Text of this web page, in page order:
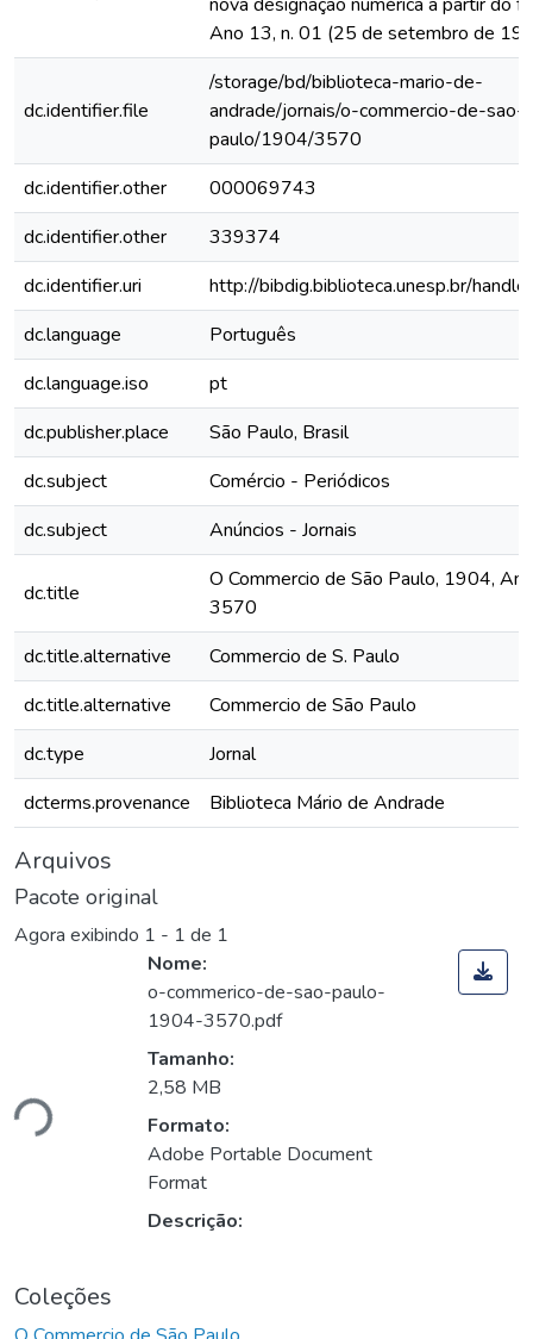
Ano 13, n. 01 (25 de setembro de
dc.identifier.file
/storage/bd/biblioteca-mario-de-
andrade/jornais/o-commercio-de-sao-
paulo/1904/3570
dc.identifier.other
000069743
dc.identifier.other
339374
dc.identifier.uri
http://bibdig.biblioteca.unesp.br/
dc.language
Português
dc.language.iso
pt
dc.publisher.place
São Paulo, Brasil
dc.subject
Comércio - Periódicos
dc.subject
Anúncios - Jornais
dc.title
O Commercio de São Paulo, 1904,
3570
dc.title.alternative
Commercio de S. Paulo
dc.title.alternative
Commercio de São Paulo
dc.type
Jornal
dcterms.provenance
Biblioteca Mário de Andrade
Arquivos
Pacote original
Agora exibindo 1 - 1 de 1
Nome:
o-commerico-de-sao-paulo-
1904-3570.pdf
Tamanho:
2,58 MB
Formato:
Adobe Portable Document
Format
Descrição:
Coleções